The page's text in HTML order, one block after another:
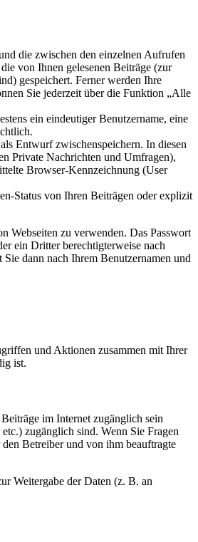
die zwischen den einzelnen Aufrufen
von Ihnen gelesenen Beiträge (zur
gespeichert. Ferner werden Ihre
Sie jederzeit über die Funktion „Alle
ein eindeutiger Benutzername, eine
Entwurf zwischenspeichern. In diesen
Private Nachrichten und Umfragen),
Browser-Kennzeichnung (User
Status von Ihren Beiträgen oder explizit
Webseiten zu verwenden. Das Passwort
ein Dritter berechtigterweise nach
dann nach Ihrem Benutzernamen und
und Aktionen zusammen mit Ihrer
ist.
im Internet zugänglich sein
zugänglich sind. Wenn Sie Fragen
Betreiber und von ihm beauftragte
Weitergabe der Daten (z. B. an